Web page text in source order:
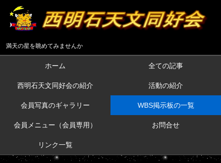
満天の星を眺めてみませんか
ホーム 全ての記事
西明石天文同好会の紹介 活動の紹介
会員写真のギャラリー WBS掲示板の一覧
会員メニュー（会員専用） お問合せ
リンク一覧